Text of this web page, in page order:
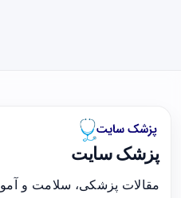
پزشک سایت
مقالات پزشکی، سلامت و